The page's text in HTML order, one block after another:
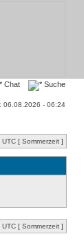
Chat Suche
06.08.2026 - 06:24
[ Sommerzeit ]
[ Sommerzeit ]